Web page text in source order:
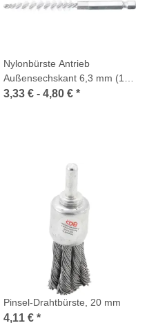
Nylonbürste Antrieb
Außensechskant 6,3 mm (1/4
Zoll) 3-tlg.
3,33 € - 4,80 € *
Pinsel-Drahtbürste, 20 mm
4,11 € *